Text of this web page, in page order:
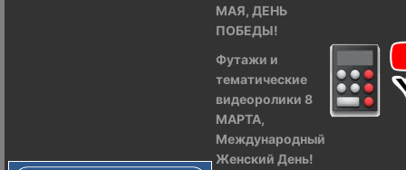
МАЯ, ДЕНЬ
ПОБЕДЫ!
Футажи и
тематические
видеоролики 8
МАРТА,
Международный
Женский День!